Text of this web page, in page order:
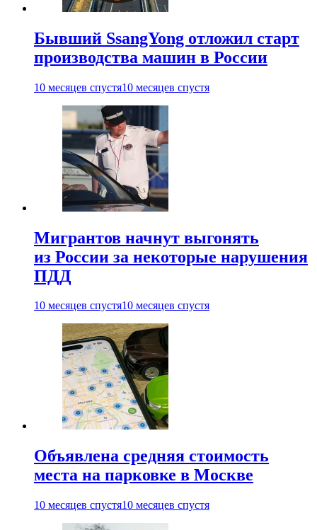
Бывший SsangYong отложил старт
производства машин в России
10 месяцев спустя10 месяцев спустя
Мигрантов начнут выгонять
из России за некоторые нарушения
ПДД
10 месяцев спустя10 месяцев спустя
Объявлена средняя стоимость
места на парковке в Москве
10 месяцев спустя10 месяцев спустя